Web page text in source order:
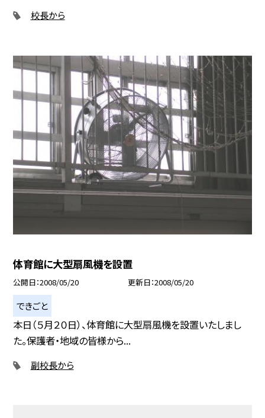
校長から
体育館に大型扇風機を設置
公開日 2008/05/20 更新日 2008/05/20
できごと
本日（５月２０日）、体育館に大型扇風機を設置いたしまし
た。保護者・地域の皆様から...
副校長から